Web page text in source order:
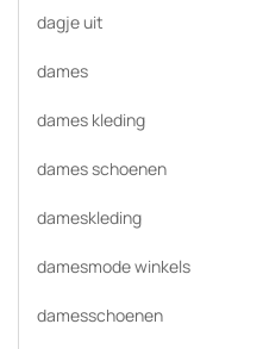
dagje uit
dames
dames kleding
dames schoenen
dameskleding
damesmode winkels
damesschoenen